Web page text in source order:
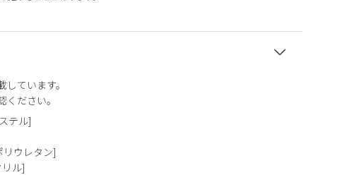
ています。
ださい。
テル]
リウレタン]
リル]